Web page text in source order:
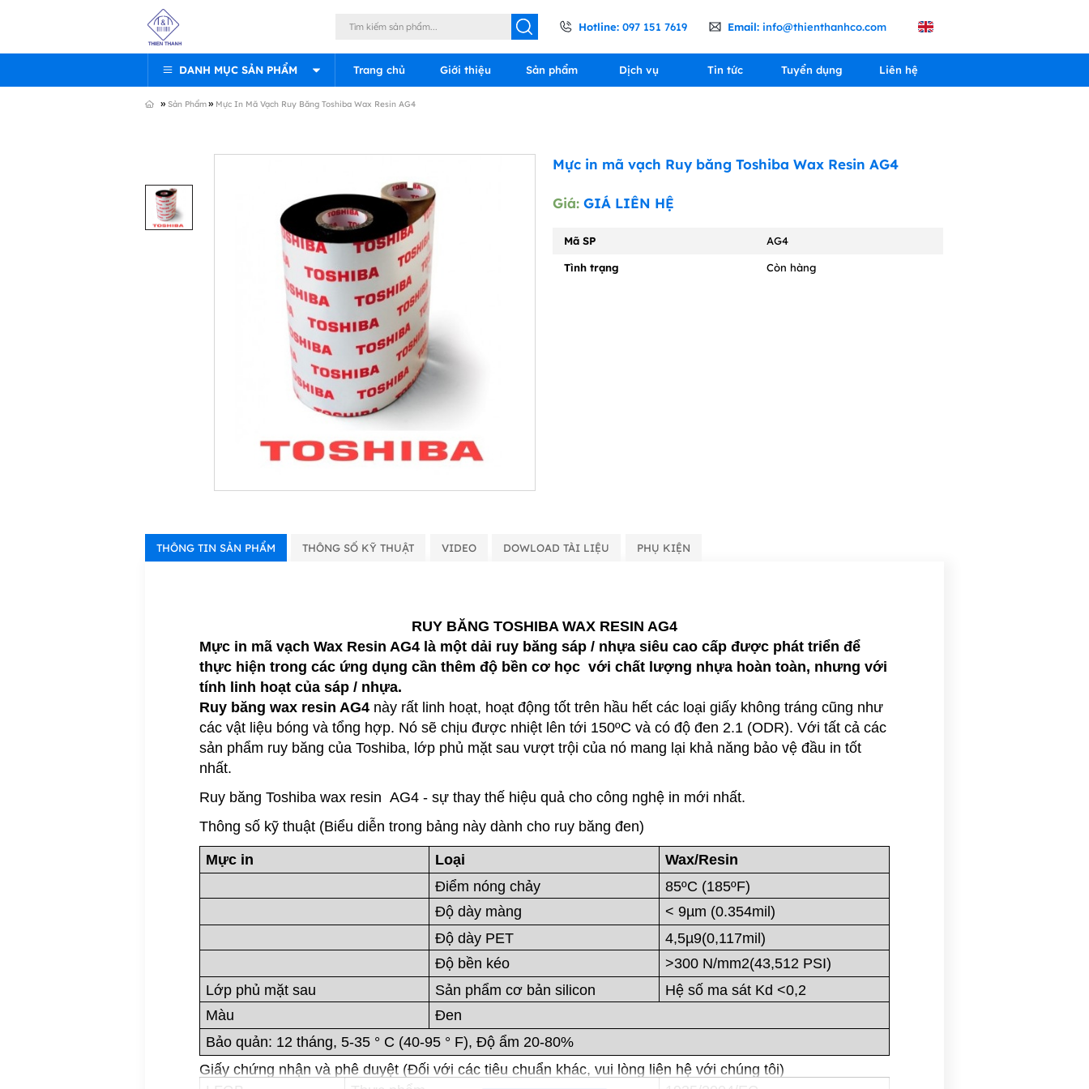
» Sản Phẩm » Mực In Mã Vạch Ruy Băng Toshiba Wax Resin AG4
Hotline: 097 151 7619 Email: info@thienthanhco.com
DANH MỤC SẢN PHẨM Trang chủ Giới thiệu Sản phẩm Dịch vụ Tin tức Tuyển dụng Liên hệ
Mực in mã vạch Ruy băng Toshiba Wax Resin AG4
Giá:GIÁ LIÊN HỆ
Mã SP AG4
Tình trạng Còn hàng
THÔNG TIN SẢN PHẨM THÔNG SỐ KỸ THUẬT VIDEO DOWLOAD TÀI LIỆU PHỤ KIỆN
RUY BĂNG TOSHIBA WAX RESIN AG4
Mực in mã vạch Wax Resin AG4là một dải ruy băng sáp / nhựa siêu cao cấp được phát triển để
thực hiện trong các ứng dụng cần thêm độ bền cơ học với chất lượng nhựa hoàn toàn, nhưng với
tính linh hoạt của sáp / nhựa.
Ruy băng wax resin AG4này rất linh hoạt, hoạt động tốt trên hầu hết các loại giấy không tráng cũng như
các vật liệu bóng và tổng hợp. Nó sẽ chịu được nhiệt lên tới 150ºC và có độ đen 2.1 (ODR). Với tất cả các
sản phẩm ruy băng của Toshiba, lớp phủ mặt sau vượt trội của nó mang lại khả năng bảo vệ đầu in tốt
nhất.
Ruy băng Toshiba wax resin AG4 - sự thay thế hiệu quả cho công nghệ in mới nhất.
Thông số kỹ thuật (Biểu diễn trong bảng này dành cho ruy băng đen)
Mực in Loại
Wax/Resin
Điểm nóng chảy
85ºC (185ºF)
Độ dày màng
< 9µm (0.354mil)
Độ dày PET
4,5µ9(0,117mil)
Độ bền kéo
>300 N/mm2(43,512 PSI)
Lớp phủ mặt sau
Sản phẩm cơ bản silicon
Hệ số ma sát Kd <0,2
Màu
Đen
Bảo quản: 12 tháng, 5-35 ° C (40-95 ° F), Độ ẩm 20-80%
Giấy chứng nhận và phê duyệt (Đối với các tiêu chuẩn khác, vui lòng liên hệ với chúng tôi)